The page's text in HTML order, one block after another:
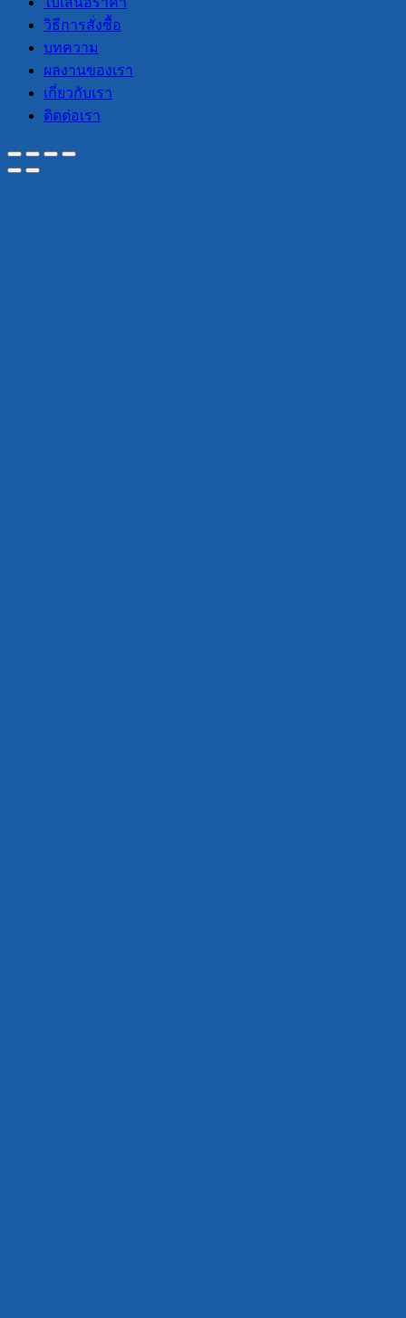
วิธีการสั่งซื้อ
บทความ
ผลงานของเรา
เกี่ยวกับเรา
ติดต่อเรา